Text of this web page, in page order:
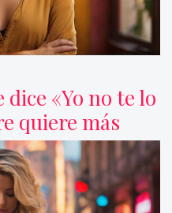
«Yo no te lo
quiere más